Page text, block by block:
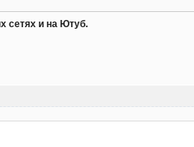
сетях и на Ютуб.